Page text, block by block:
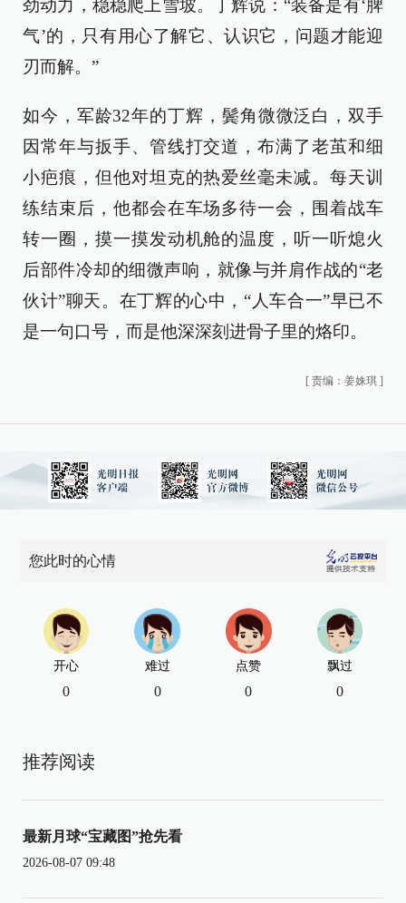
劲动力，稳稳爬上雪坡。丁辉说：“装备是有‘脾
气’的，只有用心了解它、认识它，问题才能迎
刃而解。”
如今，军龄32年的丁辉，鬓角微微泛白，双手
因常年与扳手、管线打交道，布满了老茧和细
小疤痕，但他对坦克的热爱丝毫未减。每天训
练结束后，他都会在车场多待一会，围着战车
转一圈，摸一摸发动机舱的温度，听一听熄火
后部件冷却的细微声响，就像与并肩作战的“老
伙计”聊天。在丁辉的心中，“人车合一”早已不
是一句口号，而是他深深刻进骨子里的烙印。
[ 责编：姜姝琪 ]
您此时的心情
开心
0
难过
0
点赞
0
飘过
0
推荐阅读
最新月球“宝藏图”抢先看
2026-08-07 09:48